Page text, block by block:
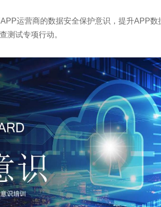
运营商的数据安全保护意识，提升APP
测试专项行动。